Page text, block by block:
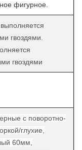
фигурное.
гвоздями.
гвоздями
с поворотно-
глухие,
60мм,